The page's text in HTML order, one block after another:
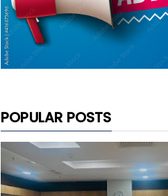
POPULAR POSTS